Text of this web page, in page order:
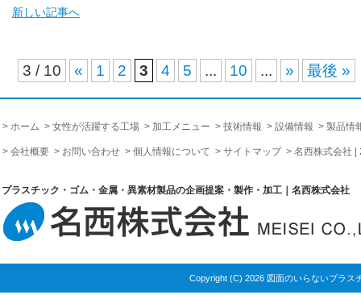
新しい記事へ
3 / 10 « 1 2 3 4 5 ... 10 ... » 最後 »
ホーム 女性が活躍する工場 加工メニュー 技術情報 設備情報 製品情
会社概要 お問い合わせ 個人情報について サイトマップ 名西株式会社 |
プラスチック・ゴム・金属・異素材製品の企画提案・製作・加工｜名西株式会社
Copyright (C) 2026 図面のいらないプラ